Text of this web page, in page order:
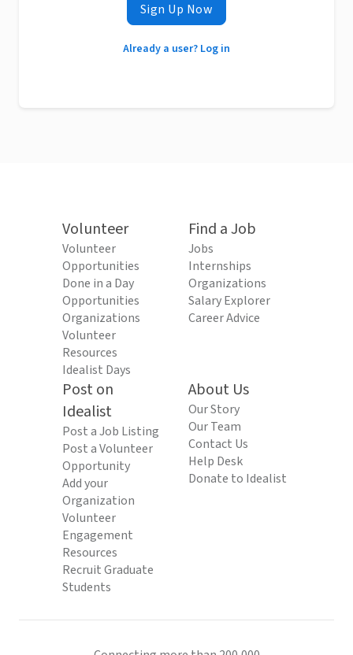
Sign Up Now
Already a user? Log in
Volunteer
Volunteer
Opportunities
Done in a Day
Opportunities
Organizations
Volunteer
Resources
Idealist Days
Find a Job
Jobs
Internships
Organizations
Salary Explorer
Career Advice
Post on
Idealist
Post a Job Listing
Post a Volunteer
Opportunity
Add your
Organization
Volunteer
Engagement
Resources
Recruit Graduate
Students
About Us
Our Story
Our Team
Contact Us
Help Desk
Donate to Idealist